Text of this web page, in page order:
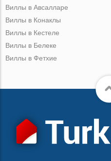
Виллы в Авсалларе
Виллы в Конаклы
Виллы в Кестеле
Виллы в Белеке
Виллы в Фетхие